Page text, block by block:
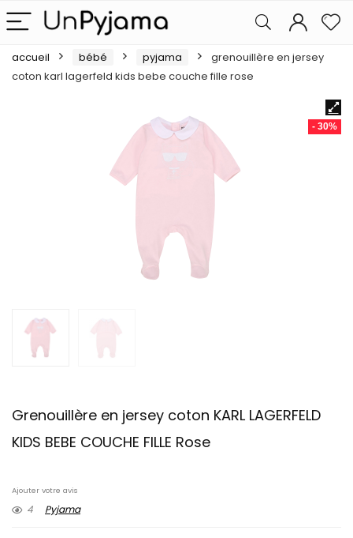
accueil bébé pyjama
grenouillère en jersey
coton karl lagerfeld kids bebe couche fille rose
- 30%
Grenouillère en jersey coton KARL LAGERFELD
KIDS BEBE COUCHE FILLE Rose
Ajouter votre avis
4 Pyjama